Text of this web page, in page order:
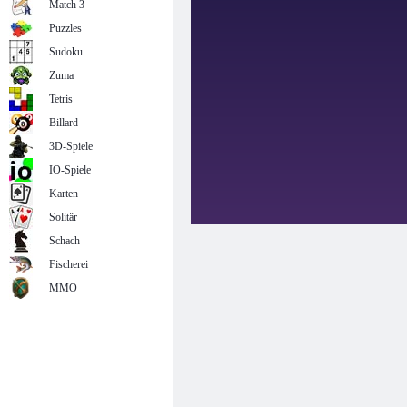
Match 3
Puzzles
Sudoku
Zuma
Tetris
Billard
3D-Spiele
IO-Spiele
Karten
Solitär
Schach
Fischerei
MMO